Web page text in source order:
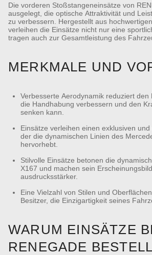
Die vorderen Stoßstangeneinsätze von
ausgelegt, die optische Attraktivität und
zu verbessern. Hergestellt aus
verleihen die Einsätze nicht nur eine
tragen auch zur Gesamtleistung des
MERKMALE UND
Verbesserte Aerodynamik reduziert den
die Handhabung verbessern und den
senken kann.
Einsätze verleihen einen exklusiven
der die dynamischen Linien des
hervorhebt.
Stilvolle Einsätze betonen die
X167 und machen sein
ausdrucksstärker.
Eine Vielzahl von Stilen und
Besitzer, die Einzigartigkeit seines
WARUM EINSÄTZE
RENEGADE